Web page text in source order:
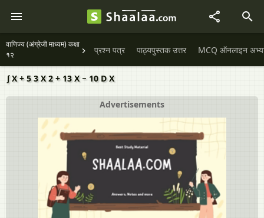
वाणिज्य (अंग्रेजी माध्यम) कक्षा
१२
प्रश्न पत्र पाठ्यपुस्तक उत्तर MCQ ऑनलाइन
∫ X + 5 3 X 2 + 13 X − 10 D X
Advertisements